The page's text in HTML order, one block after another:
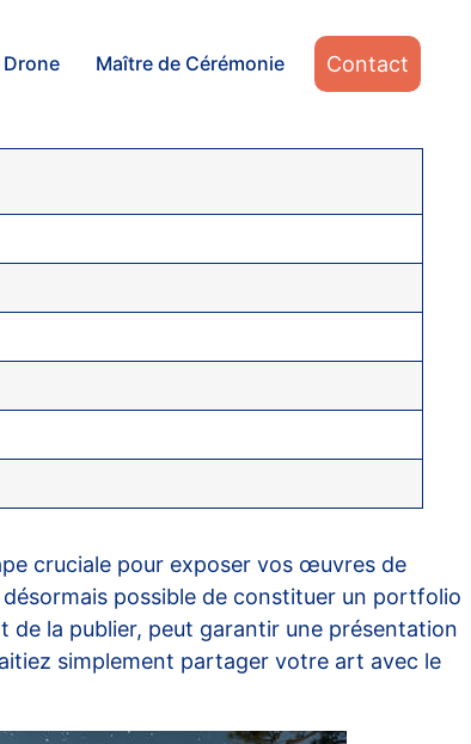
Drone Maître de Cérémonie Contact
cruciale pour exposer vos œuvres de
possible de constituer un portfolio
la publier, peut garantir une présentation
simplement partager votre art avec le